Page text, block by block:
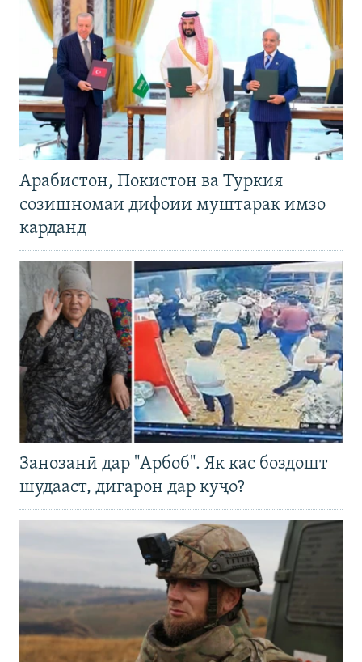
Арабистон, Покистон ва Туркия
созишномаи дифоии муштарак имзо
карданд
Занозанӣ дар "Арбоб". Як кас боздошт
шудааст, дигарон дар куҷо?